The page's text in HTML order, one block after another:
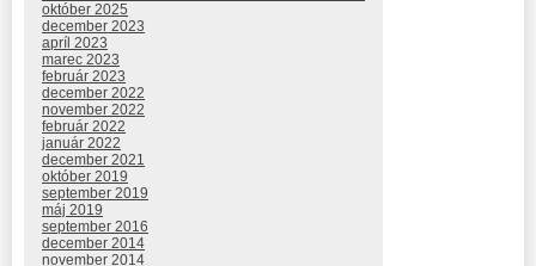
október 2025
december 2023
apríl 2023
marec 2023
február 2023
december 2022
november 2022
február 2022
január 2022
december 2021
október 2019
september 2019
máj 2019
september 2016
december 2014
november 2014